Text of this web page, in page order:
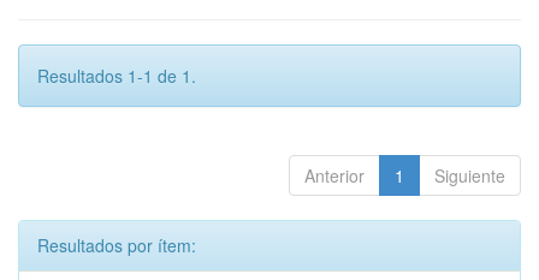
Resultados 1-1 de 1.
Anterior 1 Siguiente
Resultados por ítem: